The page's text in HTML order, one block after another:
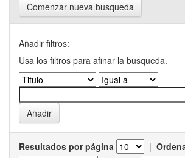
Comenzar nueva busqueda
Añadir filtros:
Usa los filtros para afinar la busqueda.
Resultados por página |